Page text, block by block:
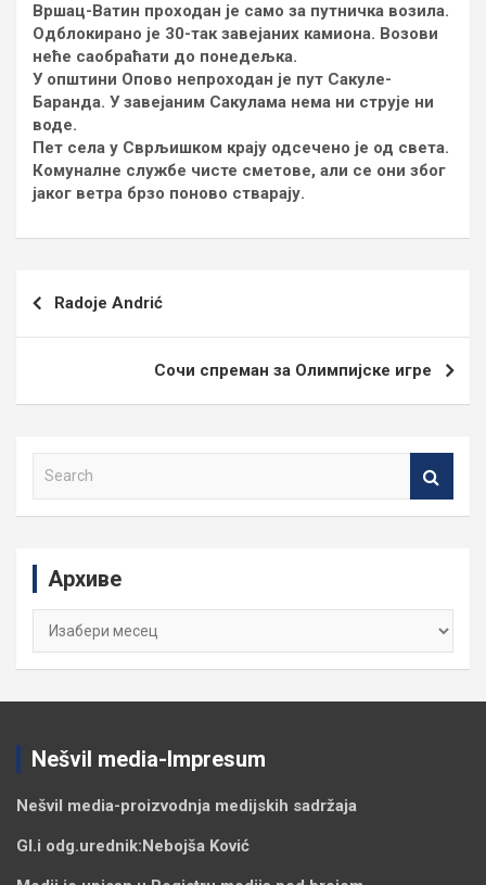
Вршац-Ватин проходан је само за путничка возила.
Одблокирано је 30-так завејаних камиона. Возови
неће саобраћати до понедељка.
У општини Опово непроходан је пут Сакуле-
Баранда. У завејаним Сакулама нема ни струје ни
воде.
Пет села у Сврљишком крају одсечено је од света.
Комуналне службе чисте сметове, али се они због
јаког ветра брзо поново стварају.
чланка
Radoje Andrić
Сочи спреман за Олимпијске игре
Архиве
Архиве
Nešvil media-Impresum
Nešvil media-proizvodnja medijskih sadržaja
Gl.i odg.urednik:Nebojša Ković